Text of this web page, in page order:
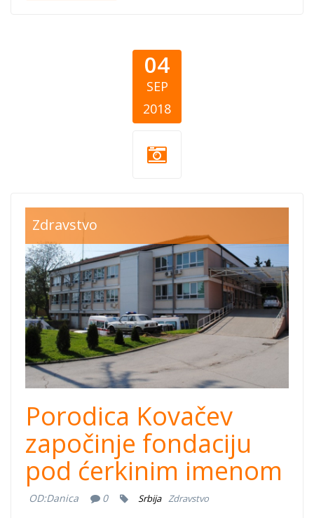
04
SEP
2018
Dom zdravlja
Becej.jpg
Zdravstvo
Porodica Kovačev
započinje fondaciju
pod ćerkinim imenom
OD:Danica 0 Srbija Zdravstvo